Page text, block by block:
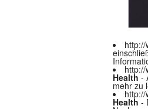
Health -
mehr zu
Health -